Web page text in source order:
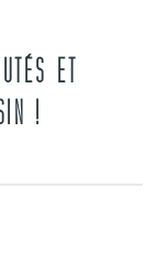
ET
!